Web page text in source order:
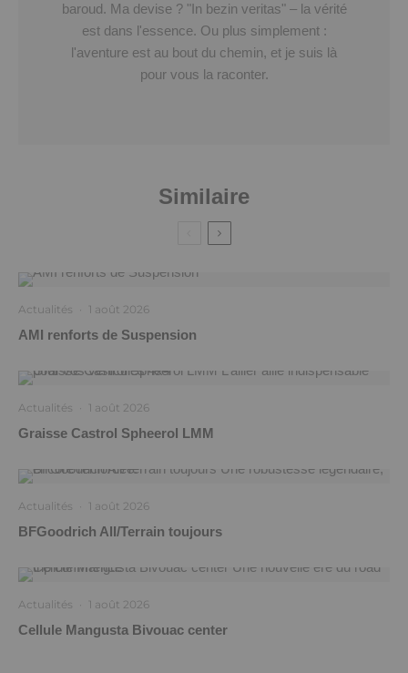
baroud. Ma devise ? "In bezin veritas" – la vérité
est dans l'essence. Ou plus simplement :
l'aventure est au bout du chemin, et je suis là
pour vous la raconter.
Similaire
Actualités · 1 août 2026
AMI renforts de Suspension
Actualités · 1 août 2026
Graisse Castrol Spheerol LMM
Actualités · 1 août 2026
BFGoodrich All/Terrain toujours
Actualités · 1 août 2026
Cellule Mangusta Bivouac center